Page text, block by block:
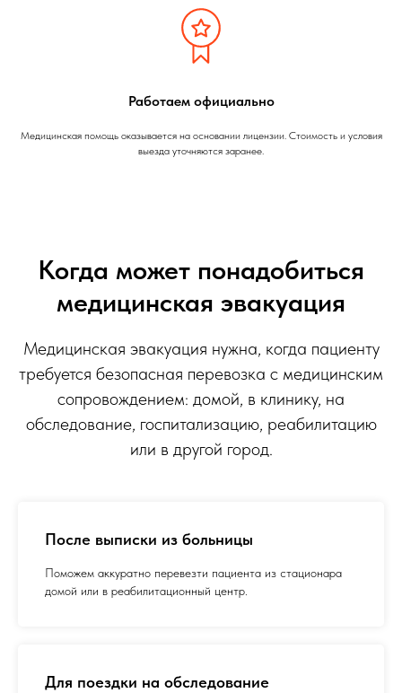
Работаем официально
Медицинская помощь оказывается на основании лицензии. Стоимость и условия
выезда уточняются заранее.
Когда может понадобиться
медицинская эвакуация
Медицинская эвакуация нужна, когда пациенту
требуется безопасная перевозка с медицинским
сопровождением: домой, в клинику, на
обследование, госпитализацию, реабилитацию
или в другой город.
После выписки из больницы
Поможем аккуратно перевезти пациента из стационара
домой или в реабилитационный центр.
Для поездки на обследование